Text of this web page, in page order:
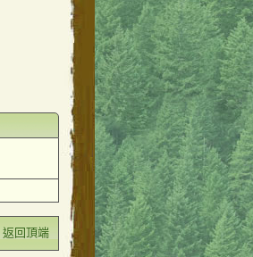
返回頂端